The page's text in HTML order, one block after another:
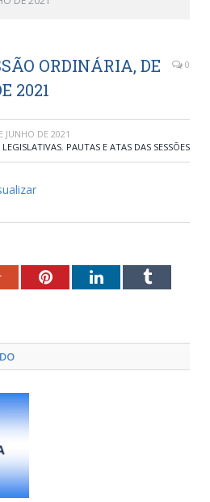
ORDINÁRIA, DE
2021
0
JUNHO DE 2021
, PAUTAS E ATAS DAS SESSÕES
Google+PinterestLinkedInTumblr